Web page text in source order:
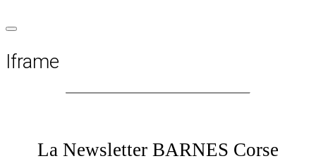
Iframe
La Newsletter BARNES Corse